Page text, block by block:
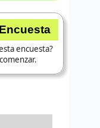
encuesta?